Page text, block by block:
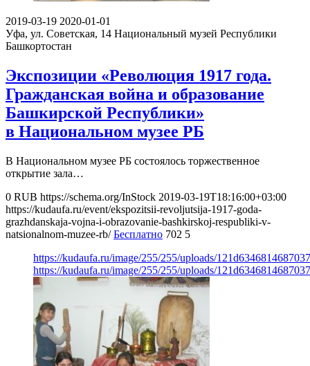
2019-03-19 2020-01-01
Уфа, ул. Советская, 14 Национальный музей Республики
Башкортостан
Экспозиции «Революция 1917 года.
Гражданская война и образование
Башкирской Республики»
в Национальном музее РБ
В Национальном музее РБ состоялось торжественное
открытие зала…
0 RUB https://schema.org/InStock 2019-03-19T18:16:00+03:00
https://kudaufa.ru/event/ekspozitsii-revoljutsija-1917-goda-
grazhdanskaja-vojna-i-obrazovanie-bashkirskoj-respubliki-v-
natsionalnom-muzee-rb/ Бесплатно 702 5
https://kudaufa.ru/image/255/255/uploads/
https://kudaufa.ru/image/255/255/uploads/